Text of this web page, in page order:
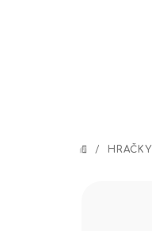
DOMOV
/ HRAČKY